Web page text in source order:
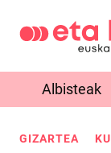
Albisteak
GIZARTEA